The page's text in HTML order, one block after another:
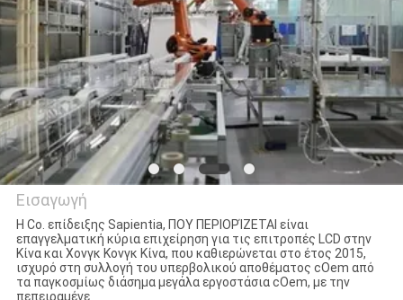
ΕΙΔΉΣΕΙΣ
ΠΕΡΙΠΤΏΣΕΙΣ
SITEMAP
PRIVACY
POLICY
Sapientia Display Co.,LIMITED
Εισαγωγή
Η Co. επίδειξης Sapientia, ΠΟΥ ΠΕΡΙΟΡΊΖΕΤΑΙ είναι
επαγγελματική κύρια επιχείρηση για τις επιτροπές LCD στην
Κίνα και Χονγκ Κονγκ Κίνα, που καθιερώνεται στο έτος 2015,
ισχυρό στη συλλογή του υπερβολικού αποθέματος cOem από
τα παγκοσμίως διάσημα μεγάλα εργοστάσια cOem, με την
πεπειραμένε